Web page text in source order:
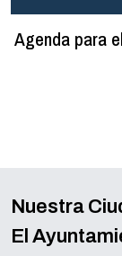
Agenda para
Nuestra
El